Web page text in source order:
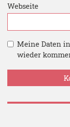
Webseite
Meine Daten
wieder